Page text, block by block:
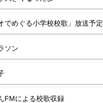
でめぐる小学校校歌」放送予定
ソン
FMによる校歌収録